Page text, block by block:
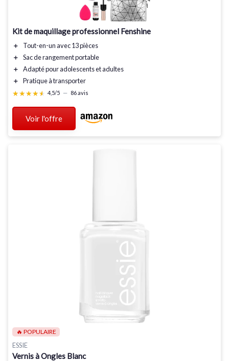
Kit de maquillage professionnel Fenshine
＋ Tout-en-unavec 13 pièces
＋
Sac de rangement portable
＋
Adapté pouradolescents et adultes
＋
Pratiqueà transporter
★★★★★
★★★★★ 4,5/5 — 86 avis
Voir l'offre
🔥 POPULAIRE
ESSIE
Vernis à Ongles Blanc